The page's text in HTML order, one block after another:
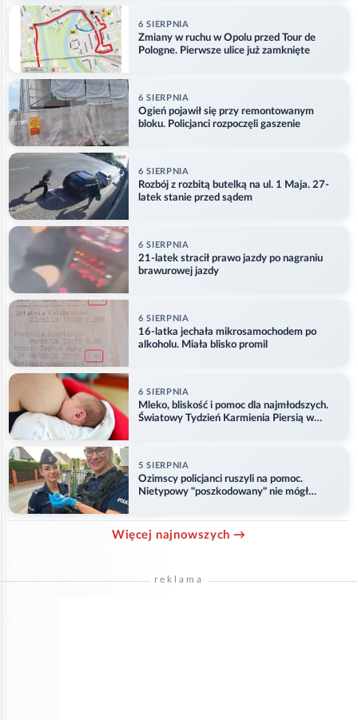
6 SIERPNIA
Zmiany w ruchu w Opolu przed Tour de
Pologne. Pierwsze ulice już zamknięte
6 SIERPNIA
Ogień pojawił się przy remontowanym
bloku. Policjanci rozpoczęli gaszenie
6 SIERPNIA
Rozbój z rozbitą butelką na ul. 1 Maja. 27-
latek stanie przed sądem
6 SIERPNIA
21-latek stracił prawo jazdy po nagraniu
brawurowej jazdy
6 SIERPNIA
16-latka jechała mikrosamochodem po
alkoholu. Miała blisko promil
6 SIERPNIA
Mleko, bliskość i pomoc dla najmłodszych.
Światowy Tydzień Karmienia Piersią w
5 SIERPNIA
Ozimscy policjanci ruszyli na pomoc.
Nietypowy "poszkodowany" nie mógł
Więcej najnowszych →
reklama